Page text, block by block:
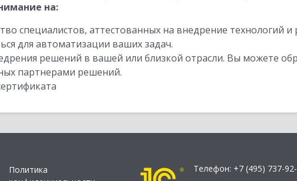
на:
специалистов, аттестованных на внедрение технологий
для автоматизации ваших задач.
решений в вашей или близкой отрасли. Вы можете
партнерами решений.
Политика
Телефон: +7 (495) 737-